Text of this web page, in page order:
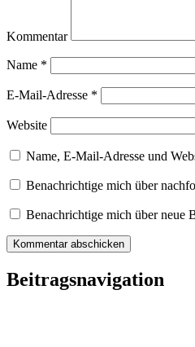
Kommentar
Name *
E-Mail-Adresse *
Website
Name, E-Mail-Adresse und
Benachrichtige mich über
Benachrichtige mich über neue
Beitragsnavigation